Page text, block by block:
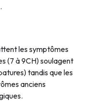
les symptômes
(7 à 9CH) soulagent
tandis que les
anciens